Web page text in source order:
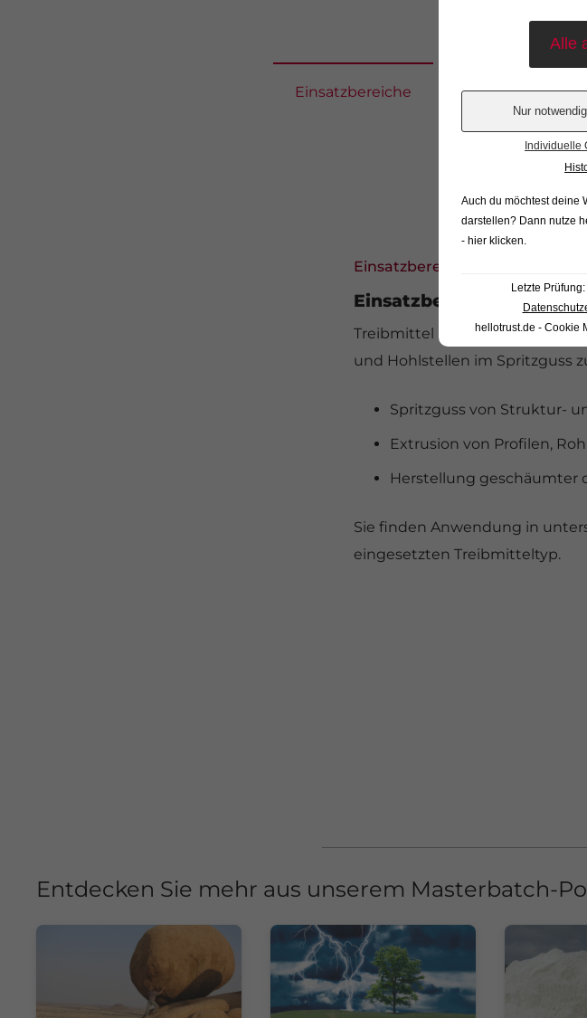
Einsatzbereiche Einsatzgrund
Einsatzbereich
Einsatzbereiche und
Treibmittel Masterbatche
und Hohlstellen im Spritzguss
Spritzguss von Struktur-
Extrusion von Profilen,
Herstellung geschäumter
Sie finden Anwendung in
eingesetzten Treibmitteltyp.
Entdecken Sie mehr aus unserem Masterbatch-
Individuelle
Auch du möchtest deine
darstellen? Dann nutze
- hier klicken
Letzte
hellotrust.de - Cookie